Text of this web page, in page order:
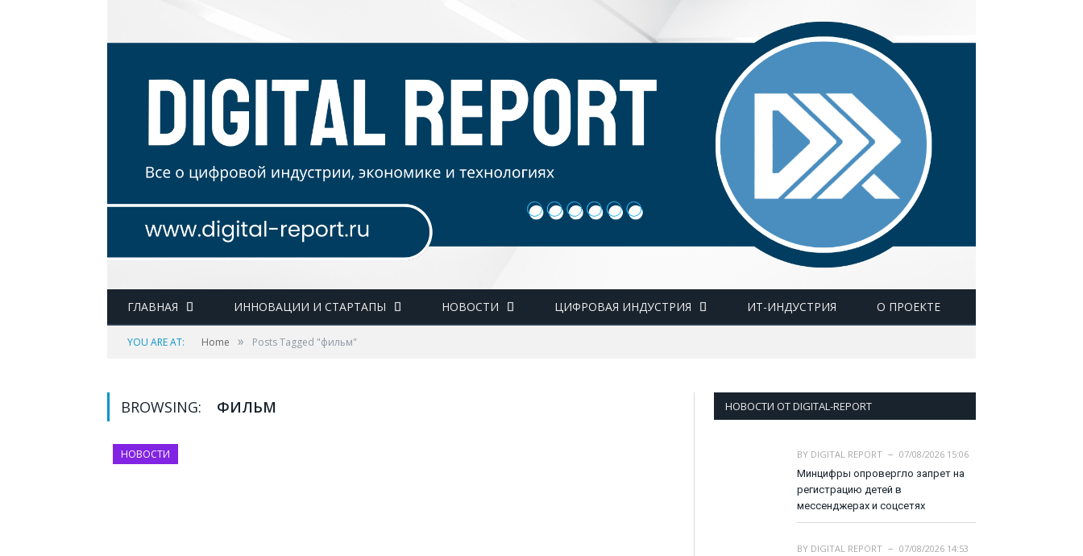
ГЛАВНАЯ ИННОВАЦИИ И СТАРТАПЫ НОВОСТИ ЦИФРОВАЯ ИНДУСТРИЯ ИТ-ИНДУСТРИЯ О ПРОЕКТЕ
YOU ARE AT: Home » Posts Tagged "фильм"
BROWSING: ФИЛЬМ
НОВОСТИ
НОВОСТИ ОТ DIGITAL-REPORT
BY DIGITAL REPORT
07/08/2026 15:06
Минцифры опровергло запрет на
регистрацию детей в
мессенджерах и соцсетях
BY DIGITAL REPORT
07/08/2026 14:53